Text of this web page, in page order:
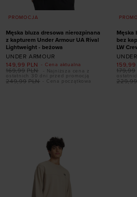
PROMOCJA
Męska bluza dresowa nierozpinana
z kapturem Under Armour UA Rival
Lightweight - beżowa
UNDER ARMOUR
- Cena aktualna
149,99 PLN
- Cena początkowa
249,99 PLN
169,99 PLN
- Najniższa cena z
ostatnich 30 dni przed promocją
Męska
bez
LW
159,99
229,99
179,99